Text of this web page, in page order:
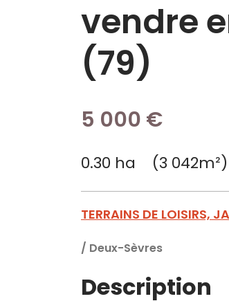
vendre
(79)
5 000 €
0.30 ha (3 042m²)
TERRAINS DE LOISIRS,
/ Deux-Sèvres
Description